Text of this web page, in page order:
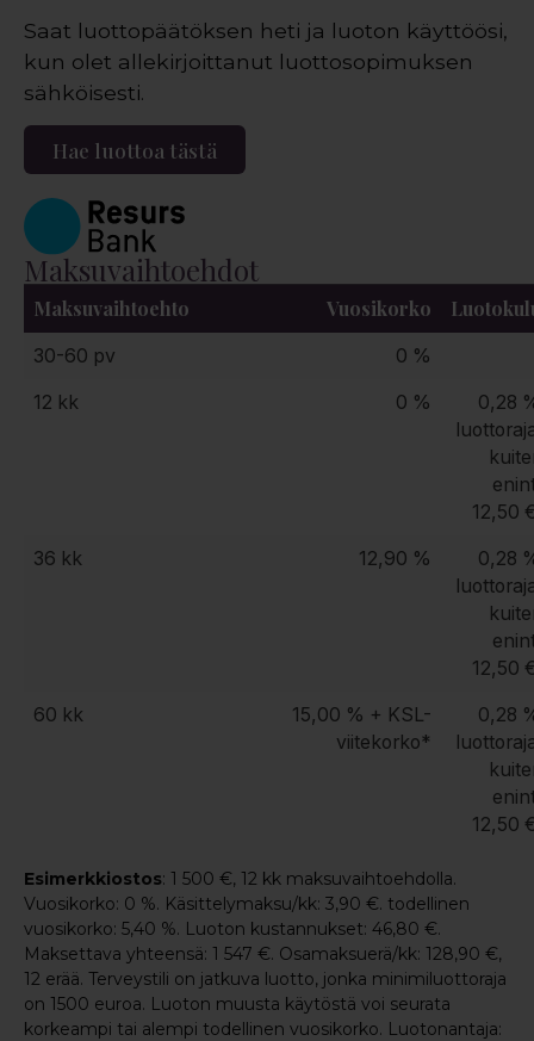
Saat luottopäätöksen heti ja luoton käyttöösi,
kun olet allekirjoittanut luottosopimuksen
sähköisesti.
Hae luottoa tästä
Maksuvaihtoehdot
Maksuvaihtoehto Vuosikorko
30-60 pv 0 %
12 kk 0 %
0,28
12,50
36 kk 12,90 %
0,28
12,50
60 kk
15,00 % + KSL-
viitekorko*
0,28
12,50
Esimerkkiostos: 1 500 €, 12 kk maksuvaihtoehdolla.
Vuosikorko: 0 %. Käsittelymaksu/kk: 3,90 €. todellinen
vuosikorko: 5,40 %. Luoton kustannukset: 46,80 €.
Maksettava yhteensä: 1 547 €. Osamaksuerä/kk: 128,90 €,
12 erää. Terveystili on jatkuva luotto, jonka minimiluottoraja
on 1500 euroa. Luoton muusta käytöstä voi seurata
korkeampi tai alempi todellinen vuosikorko. Luotonantaja: